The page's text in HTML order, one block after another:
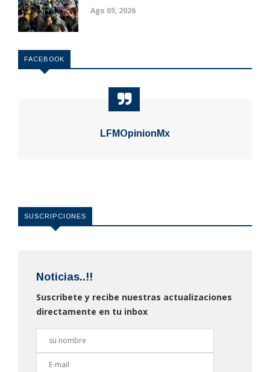
Ago 05, 2026
FACEBOOK
LFMOpinionMx
SUSCRIPCIONES
Noticias..!!
Suscribete y recibe nuestras actualizaciones
directamente en tu inbox